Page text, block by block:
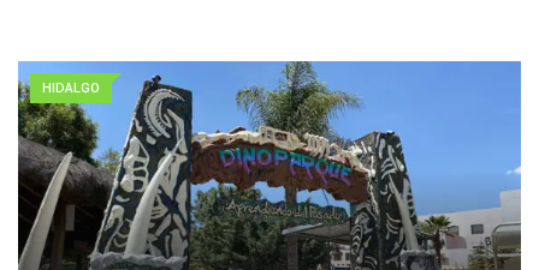
HIDALGO